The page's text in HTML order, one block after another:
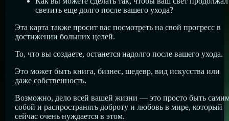
светить еще долго после вашего ухода?
Эта карта также просит вас посмотреть на свой прогресс в
достижении больших целей.
То, что вы создаете, останется надолго после вашего ухода.
Это может быть книга, бизнес, шедевр, вид искусства или
даже собственность.
Возможно, дело всей вашей жизни — это просто быть
собой и распространять доброту и любовь в мире, который
сейчас очень нуждается в этом.